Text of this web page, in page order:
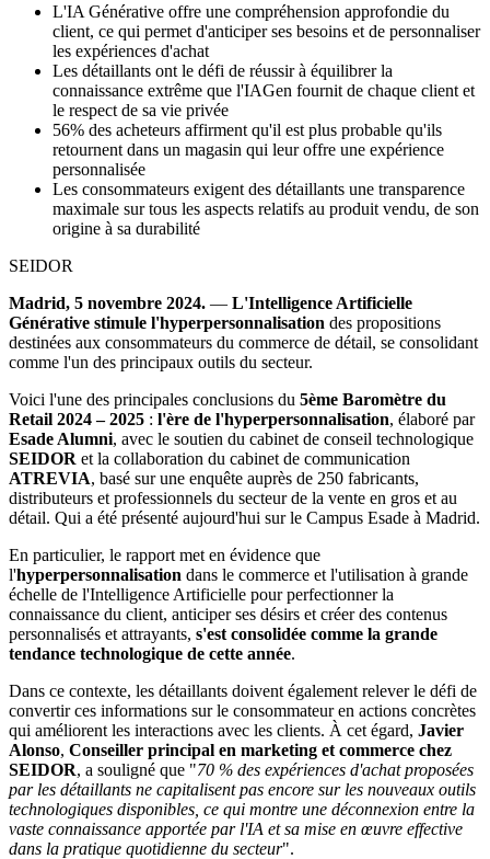
L'IA Générative offre une compréhension approfondie du
client, ce qui permet d'anticiper ses besoins et de personnaliser
les expériences d'achat
Les détaillants ont le défi de réussir à équilibrer la
connaissance extrême que l'IAGen fournit de chaque client et
le respect de sa vie privée
56% des acheteurs affirment qu'il est plus probable qu'ils
retournent dans un magasin qui leur offre une expérience
personnalisée
Les consommateurs exigent des détaillants une transparence
maximale sur tous les aspects relatifs au produit vendu, de son
origine à sa durabilité
SEIDOR
Madrid, 5 novembre 2024. ― L'Intelligence Artificielle
Générative stimule l'hyperpersonnalisation des propositions
destinées aux consommateurs du commerce de détail, se consolidant
comme l'un des principaux outils du secteur.
Voici l'une des principales conclusions du 5ème Baromètre du
Retail 2024 – 2025 : l'ère de l'hyperpersonnalisation, élaboré par
Esade Alumni, avec le soutien du cabinet de conseil technologique
SEIDOR et la collaboration du cabinet de communication
ATREVIA, basé sur une enquête auprès de 250 fabricants,
distributeurs et professionnels du secteur de la vente en gros et au
détail. Qui a été présenté aujourd'hui sur le Campus Esade à Madrid.
En particulier, le rapport met en évidence que
l'hyperpersonnalisation dans le commerce et l'utilisation à grande
échelle de l'Intelligence Artificielle pour perfectionner la
connaissance du client, anticiper ses désirs et créer des contenus
personnalisés et attrayants, s'est consolidée comme la grande
tendance technologique de cette année.
Dans ce contexte, les détaillants doivent également relever le défi de
convertir ces informations sur le consommateur en actions concrètes
qui améliorent les interactions avec les clients. À cet égard, Javier
Alonso, Conseiller principal en marketing et commerce chez
SEIDOR, a souligné que "70 % des expériences d'achat proposées
par les détaillants ne capitalisent pas encore sur les nouveaux outils
technologiques disponibles, ce qui montre une déconnexion entre la
vaste connaissance apportée par l'IA et sa mise en œuvre effective
dans la pratique quotidienne du secteur".